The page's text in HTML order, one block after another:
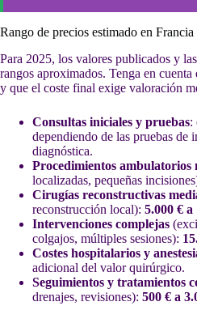
Rango de precios estimado en
Para 2025, los valores publicados y
rangos aproximados. Tenga en
y que el coste final exige valoración
Consultas iniciales y pruebas:
dependiendo de las pruebas de
diagnóstica.
Procedimientos ambulatorios
localizadas, pequeñas
Cirugías reconstructivas
reconstrucción local): 5.000 € a
Intervenciones complejas
colgajos, múltiples sesiones):
Costes hospitalarios y
adicional del valor quirúrgico.
Seguimientos y tratamientos
drenajes, revisiones): 500 € a